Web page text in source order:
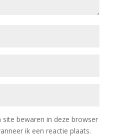
bewaren in deze browser
ik een reactie plaats.